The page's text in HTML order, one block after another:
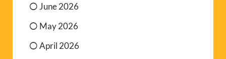
June 2026
May 2026
April 2026